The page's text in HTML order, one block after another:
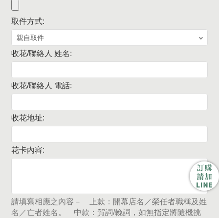
取件方式:
收花/聯絡人 姓名:
收花/聯絡人 電話:
收花地址:
花卡內容:
請填寫相應之內容－ 上款：開幕店名／榮任者職稱及姓
名／亡者姓名。 中款：賀詞/輓詞，如無指定將隨機挑